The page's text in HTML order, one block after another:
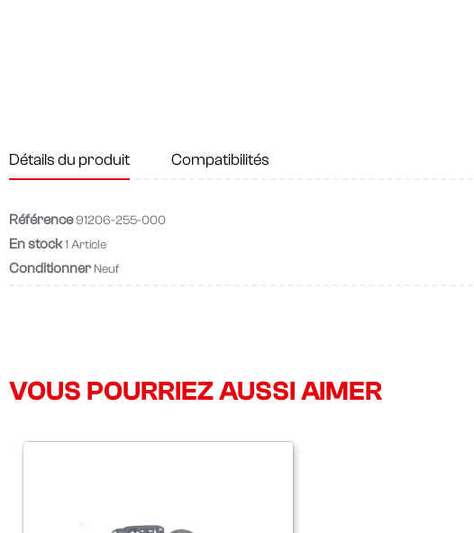
Détails du produit Compatibilités
Référence91206-255-000
En stock1 Article
Conditionner Neuf
VOUS POURRIEZ AUSSI AIMER